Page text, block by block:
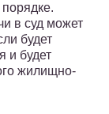
в суд может
будет
и будет
жилищно-